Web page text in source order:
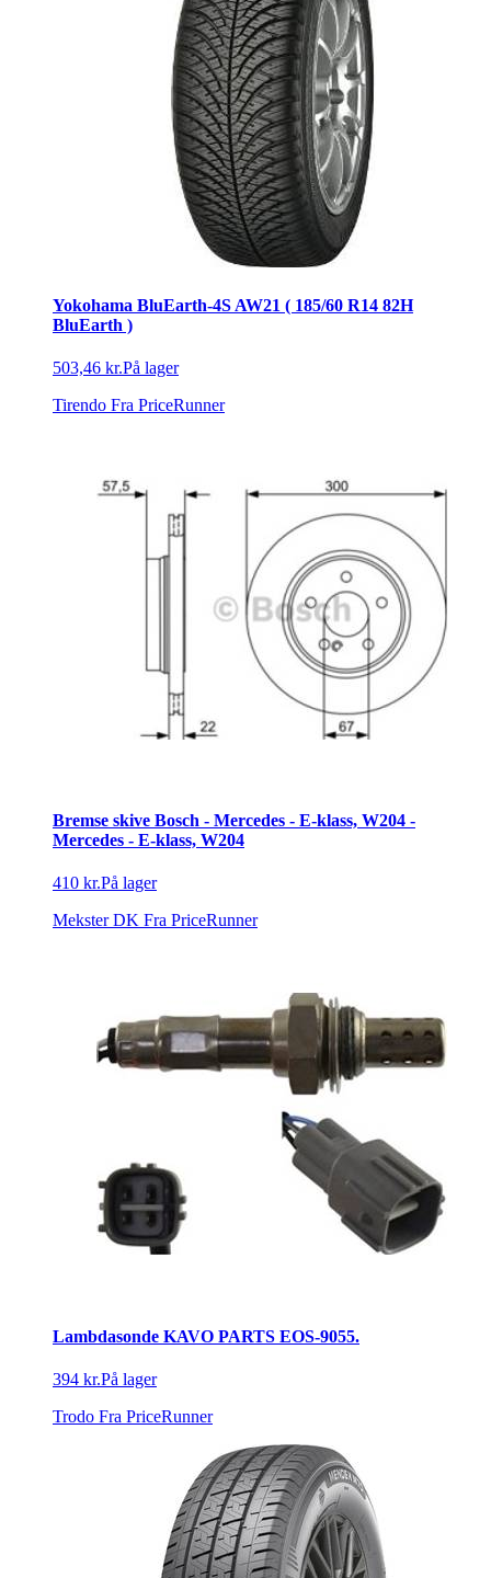
Yokohama BluEarth-4S AW21 ( 185/60 R14 82H
BluEarth )
503,46 kr.På lager
Tirendo Fra PriceRunner
Bremse skive Bosch - Mercedes - E-klass, W204 -
Mercedes - E-klass, W204
410 kr.På lager
Mekster DK Fra PriceRunner
Lambdasonde KAVO PARTS EOS-9055.
394 kr.På lager
Trodo Fra PriceRunner